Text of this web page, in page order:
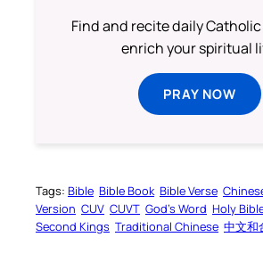
Find and recite daily
enrich your spiritual
PRAY NOW
Tags: Bible Bible Book Bible Verse
Version CUV CUVT God’s Word Holy
Second Kings Traditional Chinese 中文和